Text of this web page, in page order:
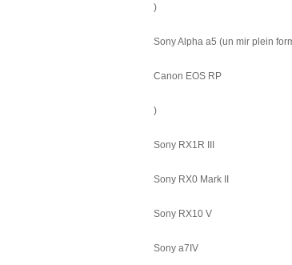
)
Sony Alpha a5 (un mir plein
Canon EOS RP
)
Sony RX1R III
Sony RX0 Mark II
Sony RX10 V
Sony a7IV